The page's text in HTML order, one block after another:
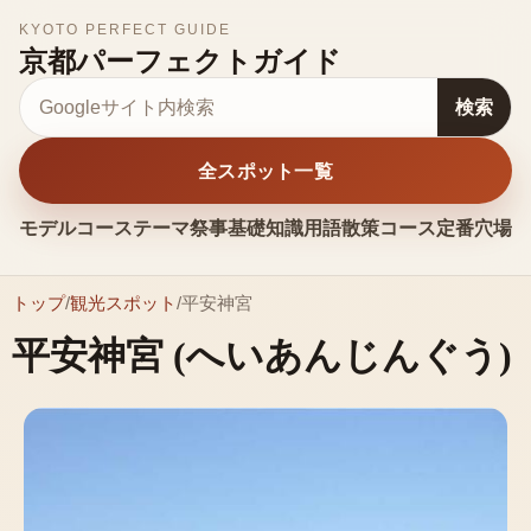
KYOTO PERFECT GUIDE
京都パーフェクトガイド
モデルコーステーマ祭事基礎知識用語散策コース定番穴場
サイト内検索
検索
全スポット一覧
トップ/観光スポット/平安神宮
平安神宮 (へいあんじんぐう)